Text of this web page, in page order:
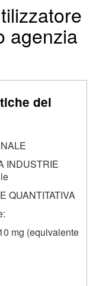
agenzia
del
INDUSTRIE
QUANTITATIVA
mg (equivalente